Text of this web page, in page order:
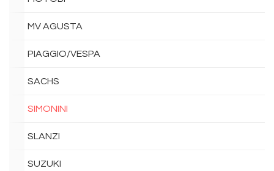
MV AGUSTA
PIAGGIO/VESPA
SACHS
SIMONINI
SLANZI
SUZUKI